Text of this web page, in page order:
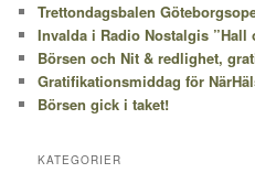
Trettondagsbalen
Invalda i Radio Nostalgis ”Hall
Börsen och Nit & redlighet,
Gratifikationsmiddag för
Börsen gick i taket!
KATEGORIER